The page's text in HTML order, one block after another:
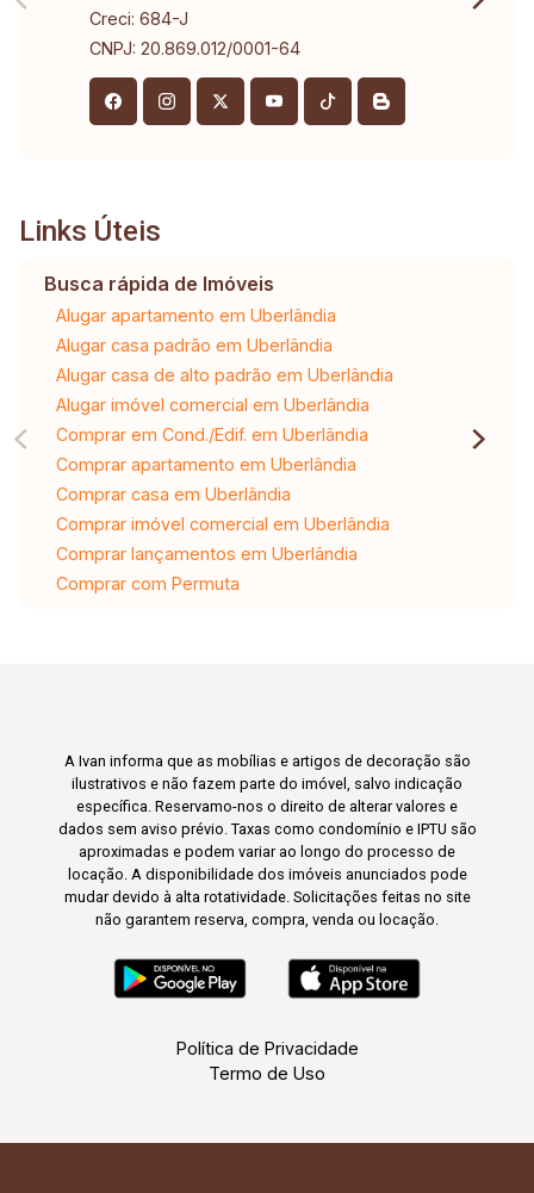
Creci: 684-J
CNPJ: 20.869.012/0001-64
Links Úteis
Busca rápida de Imóveis
Alugar apartamento em Uberlândia
Alugar casa padrão em Uberlândia
Alugar casa de alto padrão em Uberlândia
Alugar imóvel comercial em Uberlândia
Comprar em Cond./Edif. em Uberlândia
Comprar apartamento em Uberlândia
Comprar casa em Uberlândia
Comprar imóvel comercial em Uberlândia
Comprar lançamentos em Uberlândia
Comprar com Permuta
A Ivan informa que as mobílias e artigos de decoração são
ilustrativos e não fazem parte do imóvel, salvo indicação
específica. Reservamo-nos o direito de alterar valores e
dados sem aviso prévio. Taxas como condomínio e IPTU são
aproximadas e podem variar ao longo do processo de
locação. A disponibilidade dos imóveis anunciados pode
mudar devido à alta rotatividade. Solicitações feitas no site
não garantem reserva, compra, venda ou locação.
Política de Privacidade
Termo de Uso